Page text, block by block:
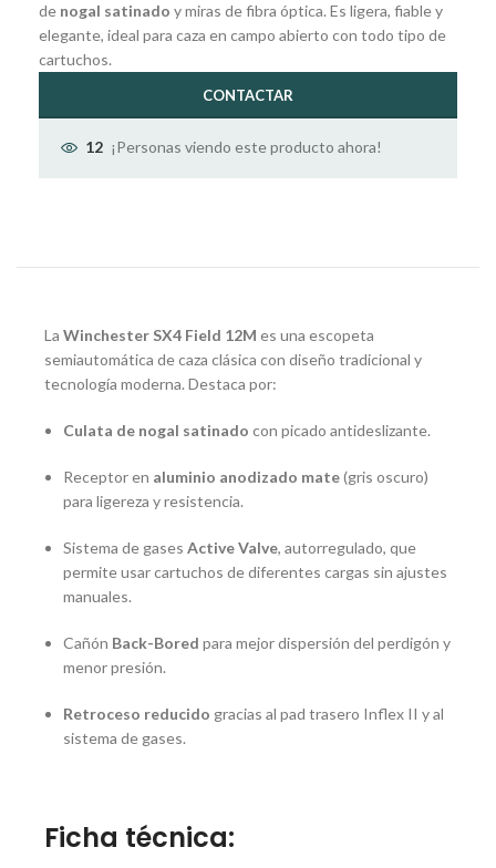
de nogal satinado y miras de fibra óptica. Es ligera, fiable y
elegante, ideal para caza en campo abierto con todo tipo de
cartuchos.
CONTACTAR
12 ¡Personas viendo este producto ahora!
La Winchester SX4 Field 12M es una escopeta
semiautomática de caza clásica con diseño tradicional y
tecnología moderna. Destaca por:
Culata de nogal satinado con picado antideslizante.
Receptor en aluminio anodizado mate(gris oscuro)
para ligereza y resistencia.
Sistema de gases Active Valve, autorregulado, que
permite usar cartuchos de diferentes cargas sin ajustes
manuales.
Cañón Back-Bored para mejor dispersión del perdigón y
menor presión.
Retroceso reducido gracias al pad trasero Inflex II y al
sistema de gases.
Ficha técnica: